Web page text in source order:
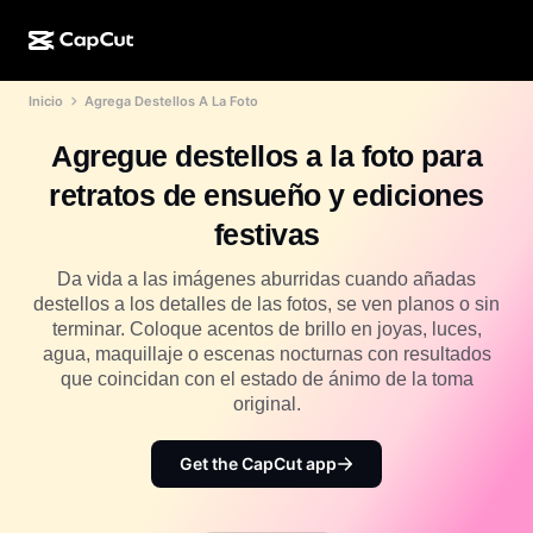
CapCut en línea
CapCut para celular
Dreamina AI
Pippit AI
Creación de IA
Diseño de IA
Generador de videos con IA
Generador de imágenes con IA
Optimizador de imágenes de IA
Dreamina Seedance 2.5
Nano Banana Pro
Funciones
Herramientas de IA
Generador y editor de imágenes
Generador y editor de voces
Más
Plantillas festivas
Plantillas de calendario
Plantillas para aniversarios
Plantillas de efectos
Acerca de
Comunidad
Afiliados
Programa de pioneros
Programa para socios creativos
Campus creativo de CapCut
Inicio Agrega Destellos A La Foto
Agregue destellos a la foto para
retratos de ensueño y ediciones
festivas
Da vida a las imágenes aburridas cuando añadas
destellos a los detalles de las fotos, se ven planos o sin
terminar. Coloque acentos de brillo en joyas, luces,
agua, maquillaje o escenas nocturnas con resultados
que coincidan con el estado de ánimo de la toma
original.
Get the CapCut app